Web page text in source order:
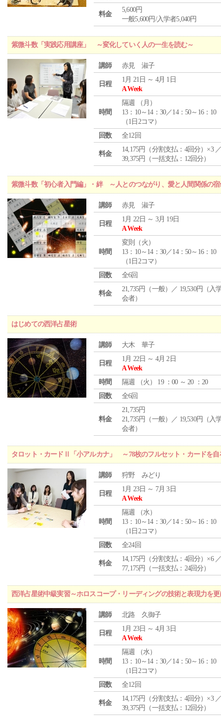
料金
5,600円
一般5,600円/入学者5,040円
紫微斗数「実践応用講座」 ～変化していく人の一生を読む～
講師 赤見 淑子
日程
1月 21日 ～ 4月 1日
A Week
時間
隔週 （ 月 ）
13：10～14：30／14：50～16：10
（1日2コマ）
回数
全12回
料金
14,175円（分割支払：4回分）×3
39,375円（一括支払：12回分）
紫微斗数「初心者入門編」・絆 ～人とのつながり、愛と人間関係の宿
講師 赤見 淑子
日程
1月 22日 ～ 3月 19日
A Week
時間
変則（火）
13：10～14：30／14：50～16：10
（1日2コマ）
回数
全6回
料金
21,735円（一般）／ 19,530円（入
会者）
はじめての西洋占星術
講師 大木 華子
日程
1月 22日 ～ 4月 2日
A Week
時間
隔週 （火 ） 19 ：00 ～ 20 ：20
回数
全6回
料金
21,735円
21,735円（一般）／ 19,530円（入
会者）
タロット・カードⅡ「小アルカナ」 ～78枚のフルセット・カードを自
講師 狩野 みどり
日程
1月 23日 ～ 7月 3日
A Week
時間
隔週 （水）
13：10～14：30／14：50～16：10
（1日2コマ）
回数
全24回
料金
14,175円（分割支払：4回分）×6
77,175円（一括支払：24回分）
西洋占星術中級実習～ホロスコープ・リーディングの技術と表現力を
講師 北路 久御子
日程
1月 23日 ～ 4月 3日
A Week
時間
隔週 （水）
13：10～14：30／14：50～16：10
（1日2コマ）
回数
全12回
料金
14,175円（分割支払：4回分）×3
39,375円（一括支払：12回分）